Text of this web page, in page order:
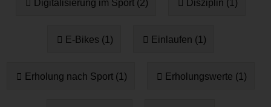
Digitalisierung im Sport (2) Disziplin (1)
E-Bikes (1) Einlaufen (1)
Erholung nach Sport (1) Erholungswerte (1)